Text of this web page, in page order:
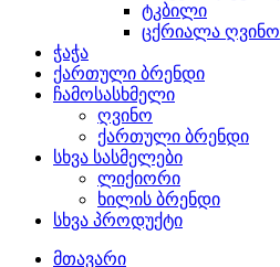
ტკბილი
ცქრიალა ღვინო
ჭაჭა
ქართული ბრენდი
ჩამოსასხმელი
ღვინო
ქართული ბრენდი
სხვა სასმელები
ლიქიორი
ხილის ბრენდი
სხვა პროდუქტი
მთავარი